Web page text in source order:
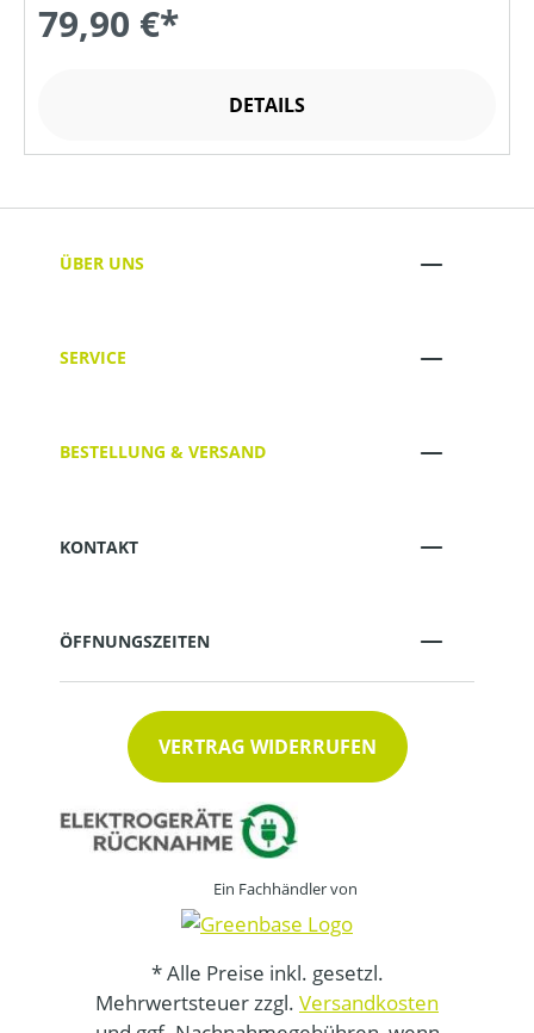
79,90 €*
DETAILS
ÜBER UNS
SERVICE
BESTELLUNG & VERSAND
KONTAKT
ÖFFNUNGSZEITEN
VERTRAG WIDERRUFEN
Ein Fachhändler von
* Alle Preise inkl. gesetzl.
Mehrwertsteuer zzgl. Versandkosten